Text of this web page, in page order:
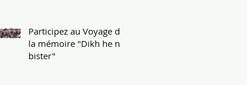
Participez au Voyage de
la mémoire "Dikh he na
bister"